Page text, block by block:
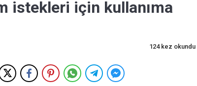
istekleri için kullanıma
124 kez okundu